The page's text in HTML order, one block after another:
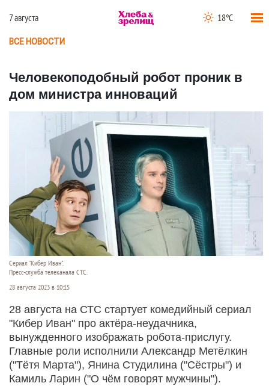
7 августа 18°C
ВСЕ НОВОСТИ
Человекоподобный робот проник в
дом министра инноваций
Сериал "Кибер Иван".
Пресс-служба телеканала СТС.
28 августа 2023 в 10:15
28 августа на СТС стартует комедийный сериал
"Кибер Иван" про актёра-неудачника,
вынужденного изображать робота-прислугу.
Главные роли исполнили Александр Метёлкин
("Тётя Марта"), Янина Студилина ("Сёстры") и
Камиль Ларин ("О чём говорят мужчины").